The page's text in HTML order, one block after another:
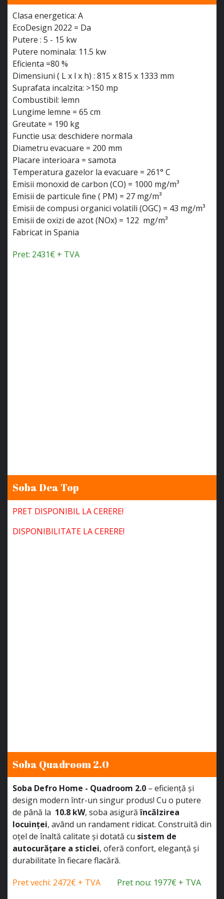
Clasa energetica: A
EcoDesign 2022 = Da
Putere : 5 - 15 kw
Putere nominala: 11.5 kw
Eficienta =80 %
Dimensiuni ( L x l x h) : 815 x 815 x 1333 mm
Suprafata incalzita: >150 mp
Combustibil: lemn
Lungime lemne = 65 cm
Greutate = 190 kg
Functie usa: deschidere normala
Diametru evacuare = 200 mm
Placare interioara = samota
Temperatura gazelor la evacuare = 261° C
Emisii monoxid de carbon (CO) = 1000 mg/m³
Emisii de particule fine ( PM) = 27 mg/m³
Emisii de compusi organici volatili (OGC) = 43 mg/m³
Emisii de oxizi de azot (NOx) = 122 mg/m³
Fabricat in Spania
Pret: 2431€ + TVA
Soba Dea Top
PRET DISPONIBIL LA CERERE!
DISPONIBILITATE LA CERERE!
Soba Quadroom 2.0
Soba Defro Home - Quadroom 2.0 – eficiență și
design modern într-un singur produs! Cu o putere
de până la 10.8 kW, soba asigurăîncălzirea
locuinței, având un randament ridicat. Construită din
oțel de înaltă calitate și dotată cu sistem de
autocurățare a sticlei, oferă confort, eleganță și
durabilitate în fiecare flacără.
Pret vechi: 2472€ + TVA
Pret nou: 1977€ + TVA